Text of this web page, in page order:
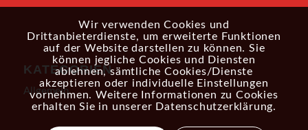
KATEGORIEN
Allgemein
Wir verwenden Cookies und
Drittanbieterdienste, um erweiterte Funktionen
auf der Website darstellen zu können. Sie
können jegliche Cookies und Diensten
ablehnen, sämtliche Cookies/Dienste
akzeptieren oder individuelle Einstellungen
vornehmen. Weitere Informationen zu Cookies
erhalten Sie in unserer Datenschutzerklärung.